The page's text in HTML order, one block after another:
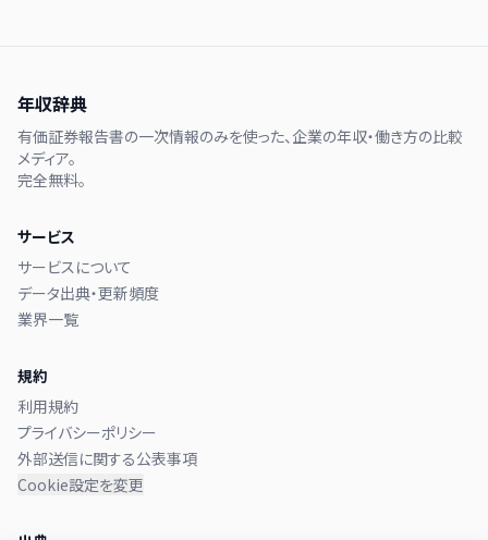
年収辞典
有価証券報告書の一次情報のみを使った、企業の年収・働き方の比較
メディア。
完全無料。
サービス
サービスについて
データ出典・更新頻度
業界一覧
規約
利用規約
プライバシーポリシー
外部送信に関する公表事項
Cookie設定を変更